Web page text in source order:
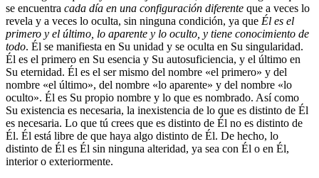
se encuentra cada día en una configuración diferente que a veces lo
revela y a veces lo oculta, sin ninguna condición, ya que Él es el
primero y el último, lo aparente y lo oculto, y tiene conocimiento de
todo. Él se manifiesta en Su unidad y se oculta en Su singularidad.
Él es el primero en Su esencia y Su autosuficiencia, y el último en
Su eternidad. Él es el ser mismo del nombre «el primero» y del
nombre «el último», del nombre «lo aparente» y del nombre «lo
oculto». Él es Su propio nombre y lo que es nombrado. Así como
Su existencia es necesaria, la inexistencia de lo que es distinto de Él
es necesaria. Lo que tú crees que es distinto de Él no es distinto de
Él. Él está libre de que haya algo distinto de Él. De hecho, lo
distinto de Él es Él sin ninguna alteridad, ya sea con Él o en Él,
interior o exteriormente.